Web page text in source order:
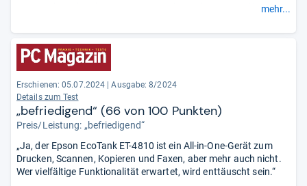
Gerät Schwächen beim Kopieren, in der Bedienung und bei der
mehr...
Erschienen: 05.07.2024 | Ausgabe: 8/2024
Details zum Test
„befriedigend“ (66 von 100 Punkten)
Preis/Leistung: „befriedigend“
„Ja, der Epson EcoTank ET-4810 ist ein All-in-One-Gerät zum
Drucken, Scannen, Kopieren und Faxen, aber mehr auch nicht.
Wer vielfältige Funktionalität erwartet, wird enttäuscht sein.“